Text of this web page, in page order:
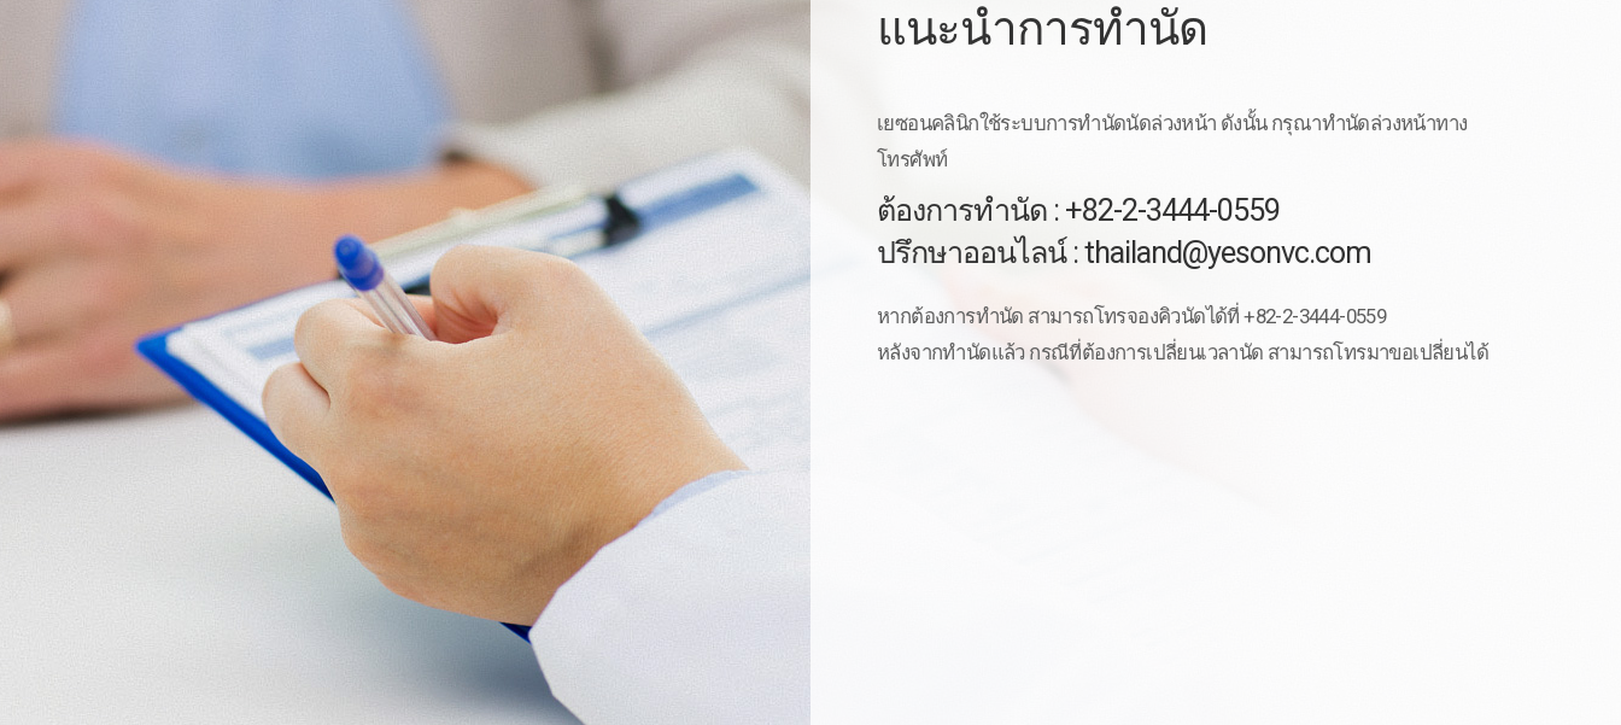
แนะนำการทำนัด
เยซอนคลินิกใช้ระบบการทำนัดนัดล่วงหน้า ดังนั้น กรุณาทำนัดล่วงหน้าทาง
โทรศัพท์
ต้องการทำนัด : +82-2-3444-0559
ปรึกษาออนไลน์ : thailand@yesonvc.com
หากต้องการทำนัด สามารถโทรจองคิวนัดได้ที่ +82-2-3444-0559
หลังจากทำนัดแล้ว กรณีที่ต้องการเปลี่ยนเวลานัด สามารถโทรมาขอเปลี่ยนได้